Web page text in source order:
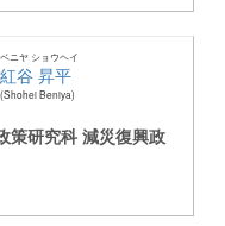
ベニヤ ショウヘイ
紅谷 昇平
Shohei Beniya
策研究科 減災復興政